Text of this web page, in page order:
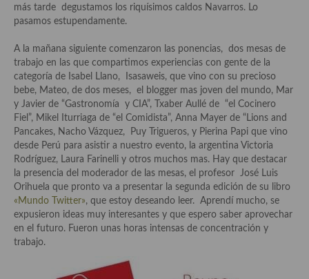
En El Candelero
Prensa
Recetas
Acompañamientos
Airfryer recetas
Aderezos, salsas, vinagretas, especias, hierbas aromáticas o
aditivos
Especias, mezclas de especias
Hierbas aromáticas
más tarde degustamos los riquísimos caldos Navarros. Lo
pasamos estupendamente.
A la mañana siguiente comenzaron las ponencias, dos mesas de
trabajo en las que compartimos experiencias con gente de la
categoría de Isabel Llano, Isasaweis, que vino con su precioso
bebe, Mateo, de dos meses, el blogger mas joven del mundo, Mar
y Javier de “Gastronomía y CIA”, Txaber Aullé de “el Cocinero
Fiel”, Mikel Iturriaga de “el Comidista”, Anna Mayer de “Lions and
Pancakes, Nacho Vázquez, Puy Trigueros, y Pierina Papi que vino
desde Perú para asistir a nuestro evento, la argentina Victoria
Rodríguez, Laura Farinelli y otros muchos mas. Hay que destacar
la presencia del moderador de las mesas, el profesor José Luis
Orihuela que pronto va a presentar la segunda edición de su libro
«Mundo Twitter», que estoy deseando leer. Aprendí mucho, se
expusieron ideas muy interesantes y que espero saber aprovechar
en el futuro. Fueron unas horas intensas de concentración y
trabajo.